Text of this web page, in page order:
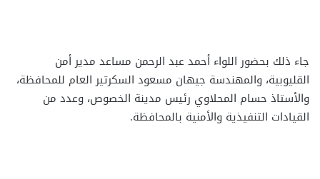
جاء ذلك بحضور اللواء أحمد عبد الرحمن مساعد مدير أمن
القليوبية، والمهندسة جيهان مسعود السكرتير العام للمحافظة،
والأستاذ حسام المحلاوي رئيس مدينة الخصوص، وعدد من
القيادات التنفيذية والأمنية بالمحافظة.